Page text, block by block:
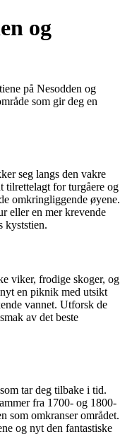
og
på Nesodden og
som gir deg en
seg langs den vakre
tilrettelagt for turgåere og
omkringliggende øyene.
eller en mer krevende
kyststien.
viker, frodige skoger, og
en piknik med utsikt
vannet. Utforsk de
av det beste
tar deg tilbake i tid.
fra 1700- og 1800-
som omkranser området.
og nyt den fantastiske